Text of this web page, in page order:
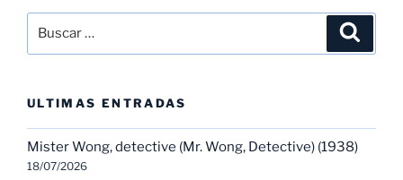
por:
ULTIMAS ENTRADAS
Mister Wong, detective (Mr. Wong, Detective) (1938)
18/07/2026